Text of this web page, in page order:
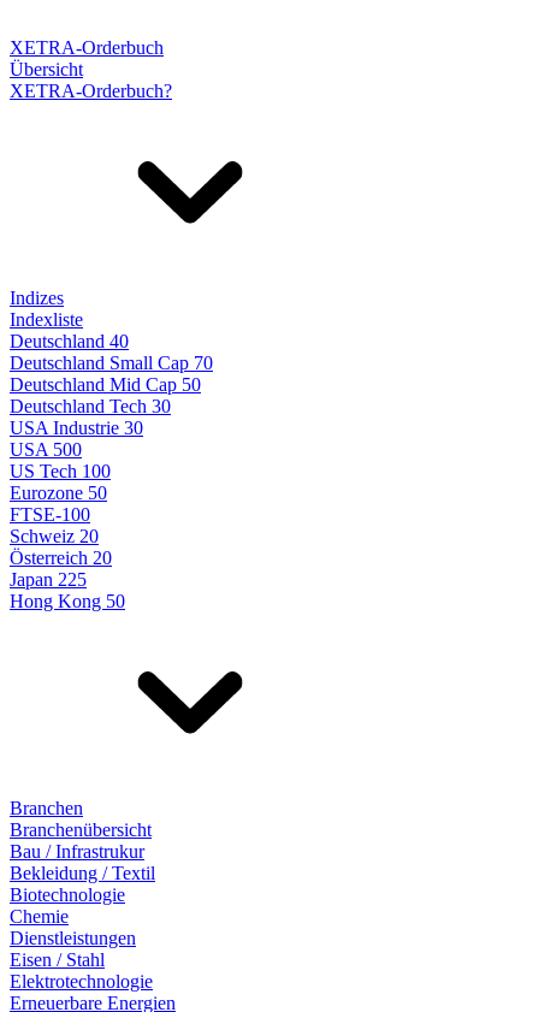
XETRA-Orderbuch
Übersicht
XETRA-Orderbuch?
Indizes
Indexliste
Deutschland 40
Deutschland Small Cap 70
Deutschland Mid Cap 50
Deutschland Tech 30
USA Industrie 30
USA 500
US Tech 100
Eurozone 50
FTSE-100
Schweiz 20
Österreich 20
Japan 225
Hong Kong 50
Branchen
Branchenübersicht
Bau / Infrastrukur
Bekleidung / Textil
Biotechnologie
Chemie
Dienstleistungen
Eisen / Stahl
Elektrotechnologie
Erneuerbare Energien